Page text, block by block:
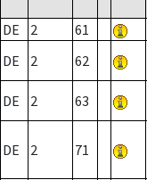
DE 2 61
DE
2 62
DE 2 63
DE 2 71